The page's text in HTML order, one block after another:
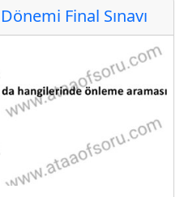
Final Sınavı